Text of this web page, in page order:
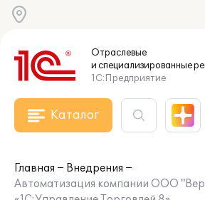
Отраслевые
и специализированные
1С:Предприятие
Каталог
Главная
Внедрения
Автоматизация компании ООО